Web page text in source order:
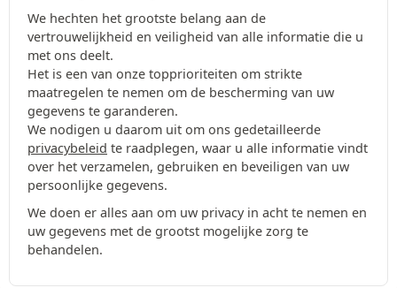
We hechten het grootste belang aan de
vertrouwelijkheid en veiligheid van alle informatie die u
met ons deelt.
Het is een van onze topprioriteiten om strikte
maatregelen te nemen om de bescherming van uw
gegevens te garanderen.
We nodigen u daarom uit om ons gedetailleerde
privacybeleid te raadplegen, waar u alle informatie vindt
over het verzamelen, gebruiken en beveiligen van uw
persoonlijke gegevens.
We doen er alles aan om uw privacy in acht te nemen en
uw gegevens met de grootst mogelijke zorg te
behandelen.